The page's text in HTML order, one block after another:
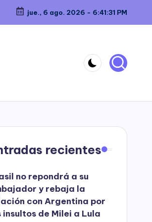
jue., 6 ago. 2026 - 6:41:31 PM
recientes
no repondrá a su
y rebaja la
con Argentina por
insultos de Milei a Lula